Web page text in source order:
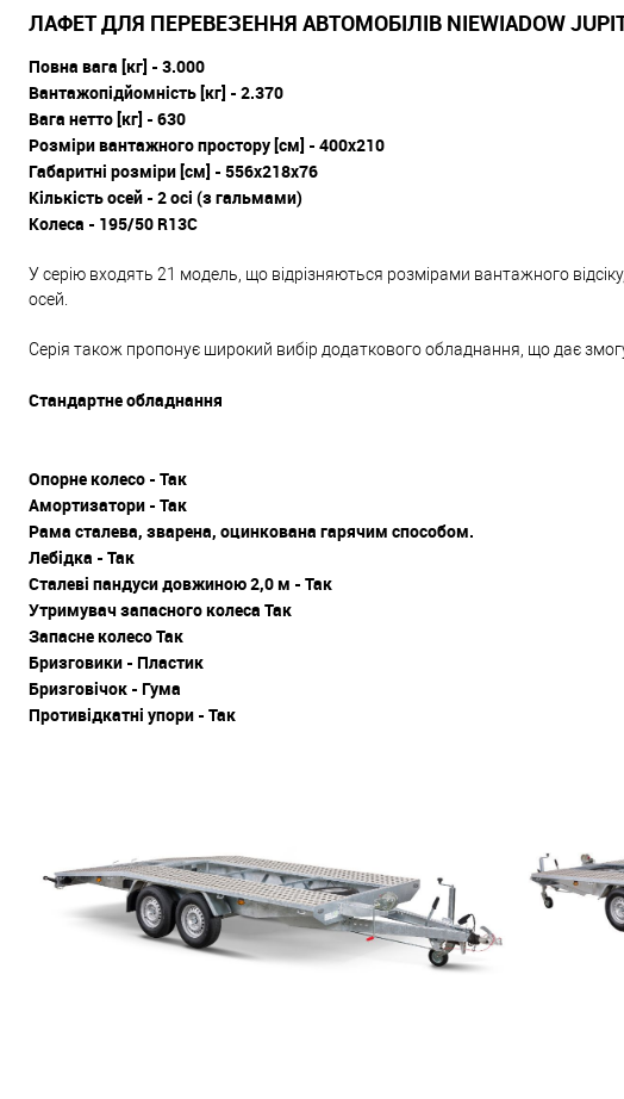
ЛАФЕТ ДЛЯ ПЕРЕВЕЗЕННЯ АВТОМОБІЛІВ NIEWIADOW
Повна вага [кг] - 3.000
Вантажопідйомність [кг] - 2.370
Вага нетто [кг] - 630
Розміри вантажного простору [см] - 400x210
Габаритні розміри [см] - 556x218x76
Кількість осей - 2 осі (з гальмами)
Колеса - 195/50 R13C
У серію входять 21 модель, що відрізняються розмірами вантажного
осей.
Серія також пропонує широкий вибір додаткового обладнання, що дає
Стандартне обладнання
Опорне колесо - Так
Амортизатори - Так
Рама сталева, зварена, оцинкована гарячим способом.
Лебідка - Так
Сталеві пандуси довжиною 2,0 м - Так
Утримувач запасного колеса Так
Запасне колесо Так
Бризговики - Пластик
Бризговічок - Гума
Противідкатні упори - Так